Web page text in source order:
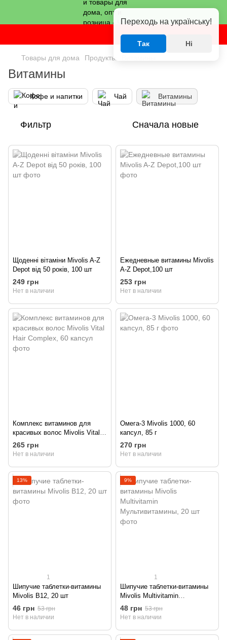
Товары для дома Продукты
Витамины
Кофе и напитки Чай Витамины
Фильтр Сначала новые
Щоденні вітаміни Mivolis A-Z
Depot від 50 років, 100 шт
249 грн
Нет в наличии
Ежедневные витамины Mivolis
A-Z Depot,100 шт
253 грн
Нет в наличии
Комплекс витаминов для
красивых волос Mivolis Vital
Hair Complex, 60 капсул
265 грн
Нет в наличии
Омега-3 Mivolis 1000, 60
капсул, 85 г
270 грн
Нет в наличии
13%
1
Шипучие таблетки-витамины
Mivolis В12, 20 шт
46 грн 53 грн
Нет в наличии
9%
1
Шипучие таблетки-витамины
Mivolis Multivitamin
Мультивитамины, 20 шт
48 грн 53 грн
Нет в наличии
Переходь на українську!
Так Ні